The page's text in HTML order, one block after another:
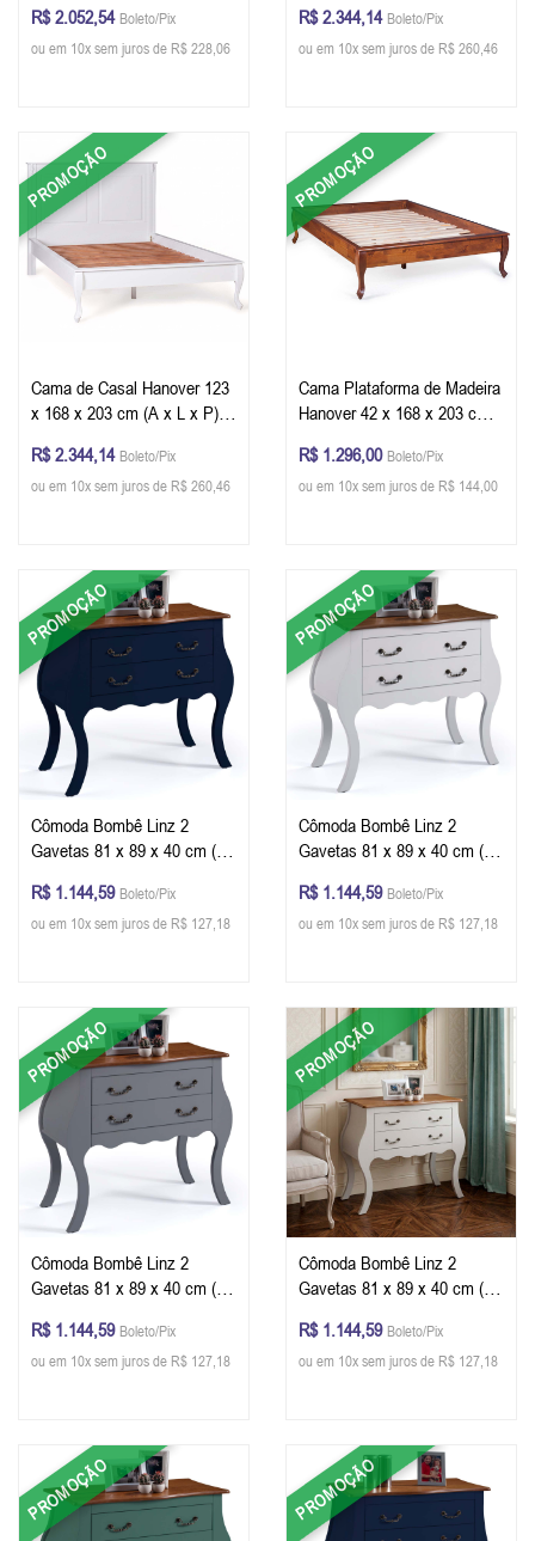
R$ 2.052,54 Boleto/Pix
ou em 10x sem juros de R$ 228,06
R$ 2.344,14 Boleto/Pix
ou em 10x sem juros de R$ 260,46
PROMOÇÃO
Cama de Casal Hanover 123
x 168 x 203 cm (A x L x P) -
R$ 2.344,14 Boleto/Pix
ou em 10x sem juros de R$ 260,46
PROMOÇÃO
Cama Plataforma de Madeira
Hanover 42 x 168 x 203 cm
R$ 1.296,00 Boleto/Pix
ou em 10x sem juros de R$ 144,00
PROMOÇÃO
Cômoda Bombê Linz 2
Gavetas 81 x 89 x 40 cm (A
Imbuia Glazer
R$ 1.144,59 Boleto/Pix
ou em 10x sem juros de R$ 127,18
PROMOÇÃO
Cômoda Bombê Linz 2
Gavetas 81 x 89 x 40 cm (A
Imbuia Glazer
R$ 1.144,59 Boleto/Pix
ou em 10x sem juros de R$ 127,18
PROMOÇÃO
Cômoda Bombê Linz 2
Gavetas 81 x 89 x 40 cm (A
Imbuia Glazer
R$ 1.144,59 Boleto/Pix
ou em 10x sem juros de R$ 127,18
PROMOÇÃO
Cômoda Bombê Linz 2
Gavetas 81 x 89 x 40 cm (A
Imbuia Glazer
R$ 1.144,59 Boleto/Pix
ou em 10x sem juros de R$ 127,18
PROMOÇÃO PROMOÇÃO